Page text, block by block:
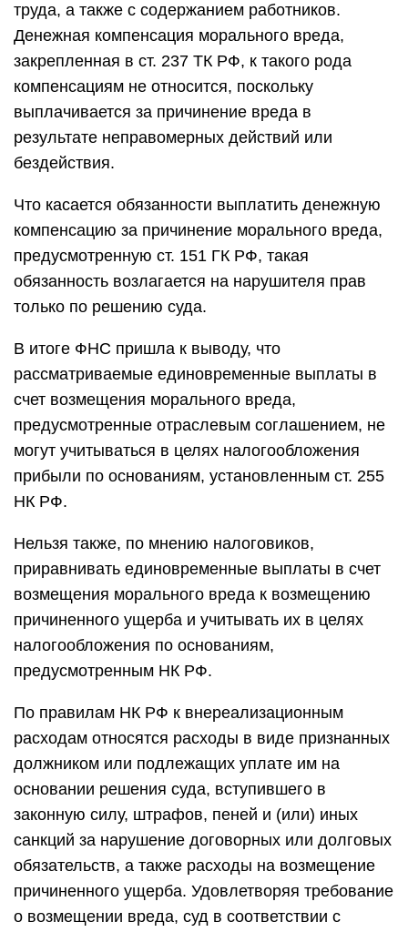
труда, а также с содержанием работников.
Денежная компенсация морального вреда,
закрепленная в ст. 237 ТК РФ, к такого рода
компенсациям не относится, поскольку
выплачивается за причинение вреда в
результате неправомерных действий или
бездействия.
Что касается обязанности выплатить денежную
компенсацию за причинение морального вреда,
предусмотренную ст. 151 ГК РФ, такая
обязанность возлагается на нарушителя прав
только по решению суда.
В итоге ФНС пришла к выводу, что
рассматриваемые единовременные выплаты в
счет возмещения морального вреда,
предусмотренные отраслевым соглашением, не
могут учитываться в целях налогообложения
прибыли по основаниям, установленным ст. 255
НК РФ.
Нельзя также, по мнению налоговиков,
приравнивать единовременные выплаты в счет
возмещения морального вреда к возмещению
причиненного ущерба и учитывать их в целях
налогообложения по основаниям,
предусмотренным НК РФ.
По правилам НК РФ к внереализационным
расходам относятся расходы в виде признанных
должником или подлежащих уплате им на
основании решения суда, вступившего в
законную силу, штрафов, пеней и (или) иных
санкций за нарушение договорных или долговых
обязательств, а также расходы на возмещение
причиненного ущерба. Удовлетворяя требование
о возмещении вреда, суд в соответствии с